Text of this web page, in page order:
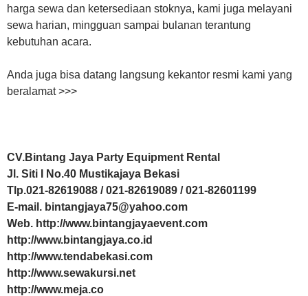
harga sewa dan ketersediaan stoknya, kami juga melayani
sewa harian, mingguan sampai bulanan terantung
kebutuhan acara.
Anda juga bisa datang langsung kekantor resmi kami yang
beralamat >>>
CV.Bintang Jaya Party Equipment Rental
Jl. Siti I No.40 Mustikajaya Bekasi
Tlp.021-82619088 / 021-82619089 / 021-82601199
E-mail. bintangjaya75@yahoo.com
Web. http://www.bintangjayaevent.com
http://www.bintangjaya.co.id
http://www.tendabekasi.com
http://www.sewakursi.net
http://www.meja.co